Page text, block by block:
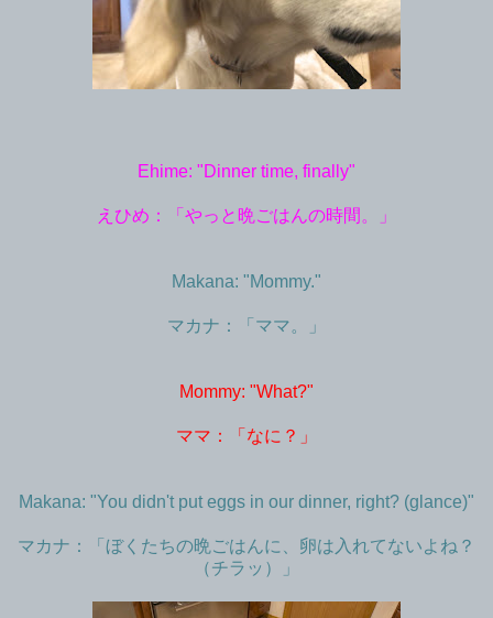
Ehime: "Dinner time, finally"
えひめ：「やっと晩ごはんの時間。」
Makana: "Mommy."
マカナ：「ママ。」
Mommy: "What?"
ママ：「なに？」
Makana: "You didn't put eggs in our dinner, right? (glance)"
マカナ：「ぼくたちの晩ごはんに、卵は入れてないよね？
（チラッ）」